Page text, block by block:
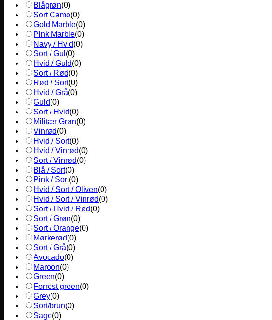
Blågrøn(0)
Sort Camo(0)
Gold Marble(0)
Pink Marble(0)
Navy / Hvid(0)
Sort / Gul (0)
Hvid / Guld(0)
Sort / Rød(0)
Rød / Sort(0)
Hvid / Grå(0)
Guld(0)
Sort / Hvid(0)
Militær Grøn(0)
Vinrød(0)
Hvid / Sort(0)
Hvid / Vinrød(0)
Sort / Vinrød(0)
Blå / Sort(0)
Pink / Sort(0)
Hvid / Sort / Oliven(0)
Hvid / Sort / Vinrød(0)
Sort / Hvid / Rød(0)
Sort / Grøn(0)
Sort / Orange(0)
Mørkerød(0)
Sort / Grå(0)
Avocado(0)
Maroon(0)
Green(0)
Forrest green(0)
Grey(0)
Sort/brun(0)
Sage(0)